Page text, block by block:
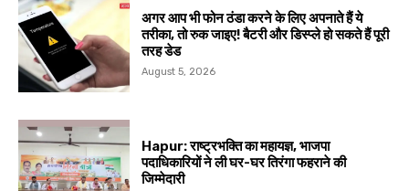
अगर आप भी फोन ठंडा करने के लिए अपनाते हैं ये
तरीका, तो रुक जाइए! बैटरी और डिस्प्ले हो सकते हैं पूरी
तरह डेड
August 5, 2026
Hapur: राष्ट्रभक्ति का महायज्ञ, भाजपा
पदाधिकारियों ने ली घर-घर तिरंगा फहराने की
जिम्मेदारी